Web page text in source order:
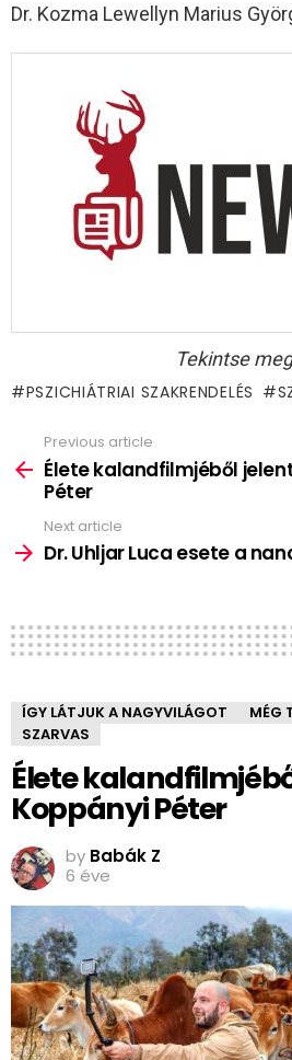
Dr. Kozma Lewellyn Marius
Tekintse
PSZICHIÁTRIAI SZAKRENDELÉS
more
Previous article
Élete kalandfilmjéből
Péter
Next article
Dr. Uhljar Luca esete a
ÍGY LÁTJUK A NAGYVILÁGOT
MÉG
SZARVAS
Élete
Koppányi Péter
by Babák Z
6 éve